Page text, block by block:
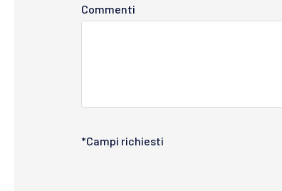
Commenti
*Campi richiesti